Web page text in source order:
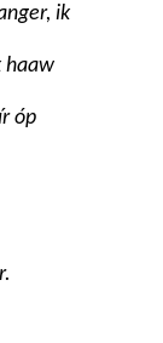
ik
haaw
óp